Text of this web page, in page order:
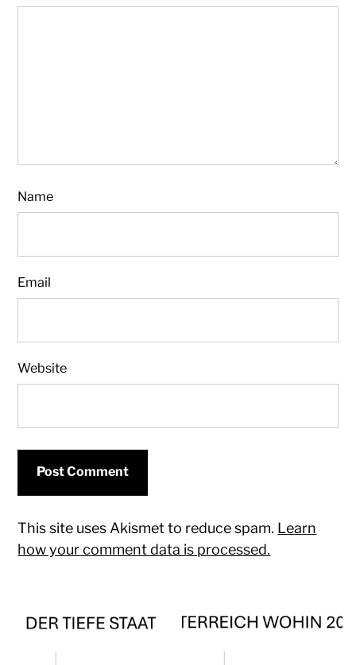
Name
Email
Website
This site uses Akismet to reduce spam. Learn
how your comment data is processed.